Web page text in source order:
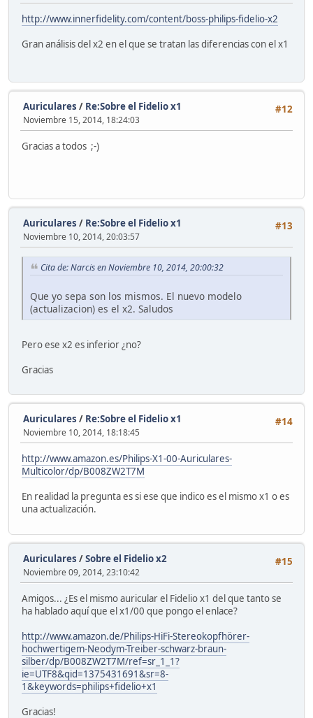
http://www.innerfidelity.com/content/boss-philips-fidelio-x2
Gran análisis del x2 en el que se tratan las diferencias con el x1
#12
Auriculares / Re:Sobre el Fidelio x1
Noviembre 15, 2014, 18:24:03
Gracias a todos ;-)
#13
Auriculares / Re:Sobre el Fidelio x1
Noviembre 10, 2014, 20:03:57
Cita de: Narcis en Noviembre 10, 2014, 20:00:32
Que yo sepa son los mismos. El nuevo modelo
(actualizacion) es el x2. Saludos
Pero ese x2 es inferior ¿no?
Gracias
#14
Auriculares / Re:Sobre el Fidelio x1
Noviembre 10, 2014, 18:18:45
http://www.amazon.es/Philips-X1-00-Auriculares-
Multicolor/dp/B008ZW2T7M
En realidad la pregunta es si ese que indico es el mismo x1 o es
una actualización.
#15
Auriculares /Sobre el Fidelio x2
Noviembre 09, 2014, 23:10:42
Amigos... ¿Es el mismo auricular el Fidelio x1 del que tanto se
ha hablado aquí que el x1/00 que pongo el enlace?
http://www.amazon.de/Philips-HiFi-Stereokopfhörer-
hochwertigem-Neodym-Treiber-schwarz-braun-
silber/dp/B008ZW2T7M/ref=sr_1_1?
ie=UTF8&qid=1375431691&sr=8-
1&keywords=philips+fidelio+x1
Gracias!